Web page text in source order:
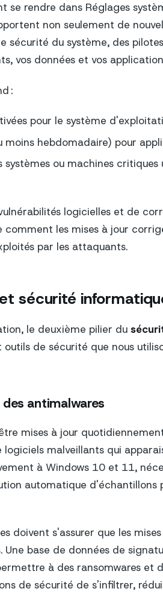
se rendre dans Réglages
non seulement de
du système, des
vos données et vos
:
pour le système
hebdomadaire) pour
ou machines critiques
logicielles et de
comment les mises à jour
par les attaquants.
sécurité
le deuxième pilier du
de sécurité que nous
antimalwares
mises à jour
logiciels malveillants qui
à Windows 10 et 11,
automatique d'échantillons
doivent s'assurer que les
Une base de données de
à des ransomwares et
de sécurité de s'infiltrer,